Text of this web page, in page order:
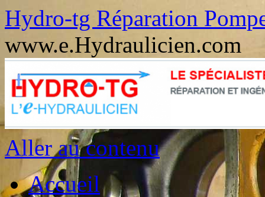
Hydro-tg Réparation
www.e.Hydraulicien.com
Aller au contenu
Accueil